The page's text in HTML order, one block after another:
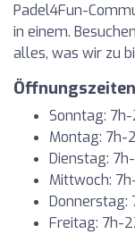
Padel4Fun-
in einem.
alles, was wir zu
Öffnungszeiten
Sonntag:
Montag: 7h-
Dienstag:
Mittwoch:
Donnerstag:
Freitag: 7h-